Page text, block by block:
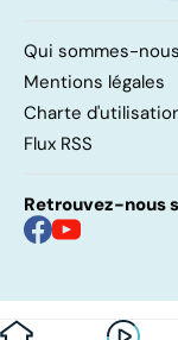
Qui sommes-
Mentions légales
Charte
Flux RSS
Retrouvez-nous